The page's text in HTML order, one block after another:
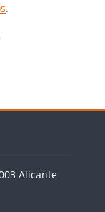
.
Alicante